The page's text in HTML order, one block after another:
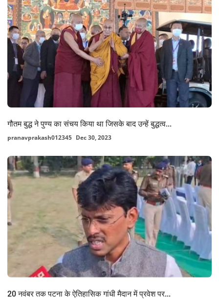
गौतम बुद्ध ने पुण्य का संचय किया था जिसके बाद उन्हें बुद्धत्व...
pranavprakash012345 Dec 30, 2023
20 नवंबर तक पटना के ऐतिहासिक गांधी मैदान में प्रवेश पर...